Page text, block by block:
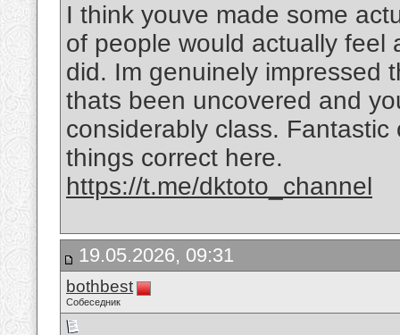
I think youve made some
of people would actually feel
did. Im genuinely impressed
thats been uncovered and
considerably class.
things correct here.
https://t.me/dktoto_channel
19.05.2026, 09:31
bothbest
Собеседник